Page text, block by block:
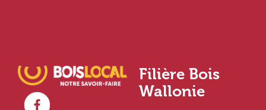
Filière Bois
Wallonie